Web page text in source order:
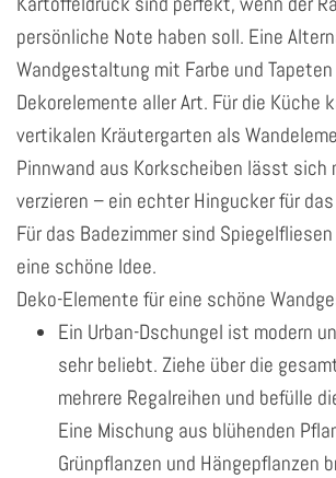
persönliche Note haben soll. Eine
Wandgestaltung mit Farbe und
Dekorelemente aller Art. Für die Küche
vertikalen Kräutergarten als
Pinnwand aus Korkscheiben lässt sich
verzieren – ein echter Hingucker für
Für das Badezimmer sind
eine schöne Idee.
Deko-Elemente für eine schöne
Ein Urban-Dschungel ist modern
sehr beliebt. Ziehe über die
mehrere Regalreihen und befülle
Eine Mischung aus blühenden
Grünpflanzen und Hängepflanzen